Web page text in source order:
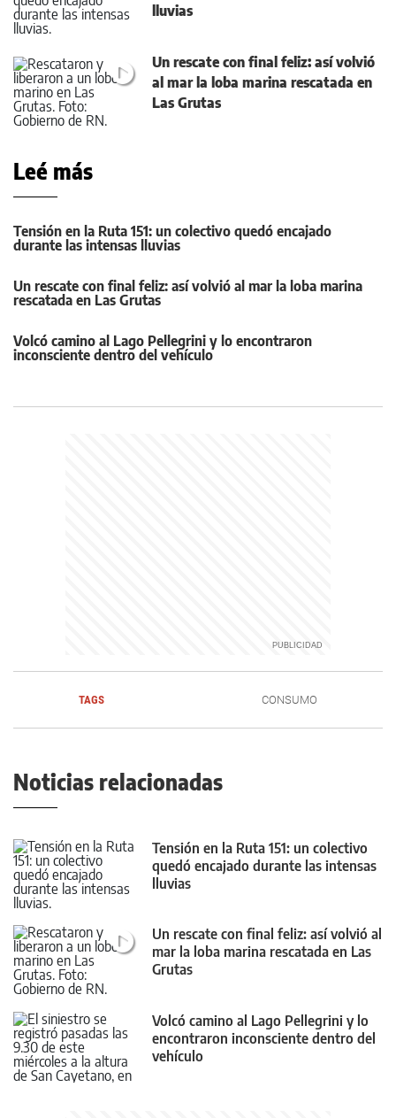
lluvias
Un rescate con final feliz: así volvió
al mar la loba marina rescatada en
Las Grutas
Leé más
Tensión en la Ruta 151: un colectivo quedó encajado
durante las intensas lluvias
Un rescate con final feliz: así volvió al mar la loba marina
rescatada en Las Grutas
Volcó camino al Lago Pellegrini y lo encontraron
inconsciente dentro del vehículo
TAGS CONSUMO
Noticias relacionadas
Tensión en la Ruta 151: un colectivo
quedó encajado durante las intensas
lluvias
Un rescate con final feliz: así volvió al
mar la loba marina rescatada en Las
Grutas
Volcó camino al Lago Pellegrini y lo
encontraron inconsciente dentro del
vehículo